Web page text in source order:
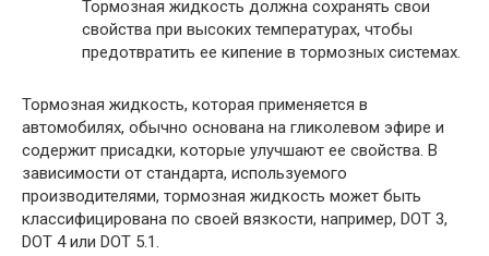
Тормозная жидкость должна сохранять свои
свойства при высоких температурах, чтобы
предотвратить ее кипение в тормозных системах.
Тормозная жидкость, которая применяется в
автомобилях, обычно основана на гликолевом эфире и
содержит присадки, которые улучшают ее свойства. В
зависимости от стандарта, используемого
производителями, тормозная жидкость может быть
классифицирована по своей вязкости, например, DOT 3,
DOT 4 или DOT 5.1.